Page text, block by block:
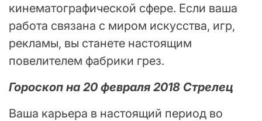
кинематографической сфере. Если ваша
работа связана с миром искусства, игр,
рекламы, вы станете настоящим
повелителем фабрики грез.
Гороскоп на 20 февраля 2018 Стрелец
Ваша карьера в настоящий период во